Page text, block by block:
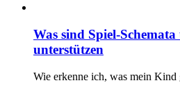
Was sind Spiel-
unterstützen
Wie erkenne ich, was mein Kind